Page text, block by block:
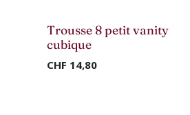
-50%
Trousse 8 petit vanity
cubique
CHF 14,80